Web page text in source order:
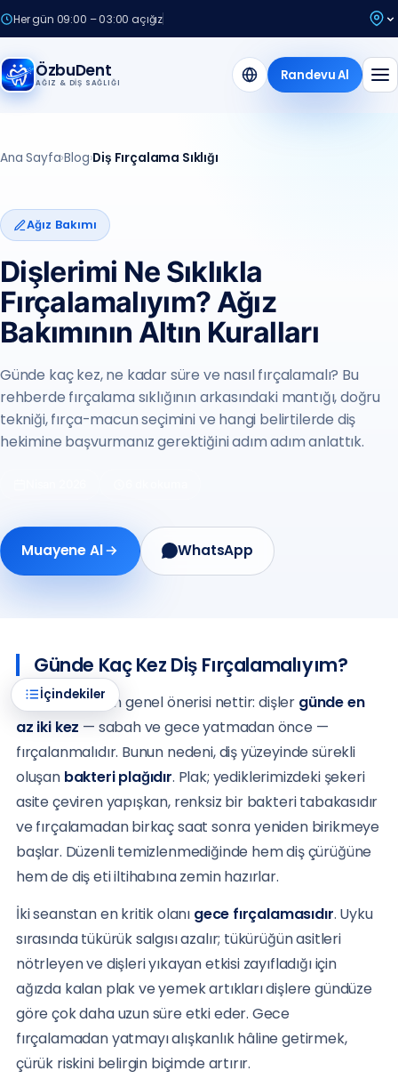
Her gün 09:00 – 03:00 açığız
ÖzbuDent
AĞIZ & DIŞ SAĞLIĞI Randevu Al
Ana Sayfa›Blog›Diş Fırçalama Sıklığı
Ağız Bakımı
Dişlerimi Ne Sıklıkla
Fırçalamalıyım? Ağız
Bakımının Altın Kuralları
Günde kaç kez, ne kadar süre ve nasıl fırçalamalı? Bu
rehberde fırçalama sıklığının arkasındaki mantığı, doğru
tekniği, fırça-macun seçimini ve hangi belirtilerde diş
hekimine başvurmanız gerektiğini adım adım anlattık.
Muayene Al WhatsApp
Günde Kaç Kez Diş Fırçalamalıyım?
Diş hekimlerinin genel önerisi nettir: dişler günde en
az iki kez — sabah ve gece yatmadan önce —
fırçalanmalıdır. Bunun nedeni, diş yüzeyinde sürekli
oluşan bakteri plağıdır. Plak; yediklerimizdeki şekeri
asite çeviren yapışkan, renksiz bir bakteri tabakasıdır
ve fırçalamadan birkaç saat sonra yeniden birikmeye
başlar. Düzenli temizlenmediğinde hem diş çürüğüne
hem de diş eti iltihabına zemin hazırlar.
İki seanstan en kritik olanı gece fırçalamasıdır. Uyku
sırasında tükürük salgısı azalır; tükürüğün asitleri
nötrleyen ve dişleri yıkayan etkisi zayıfladığı için
ağızda kalan plak ve yemek artıkları dişlere gündüze
göre çok daha uzun süre etki eder. Gece
fırçalamadan yatmayı alışkanlık hâline getirmek,
çürük riskini belirgin biçimde artırır.
İçindekiler